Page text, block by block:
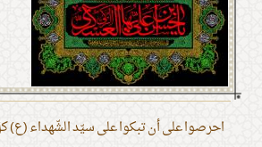
احرصوا على أن تبكوا على سيّد الشّهداء (ع)